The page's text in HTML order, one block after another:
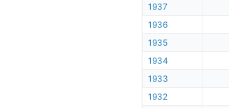
1937
1936
1935
1934
1933
1932